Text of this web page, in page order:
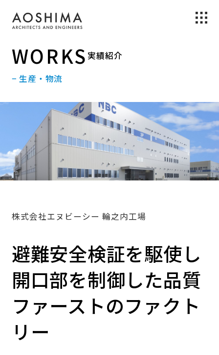
WORKS 実績紹介
− 生産・物流
株式会社エヌビーシー 輪之内工場
避難安全検証を駆使し
開口部を制御した品質
ファーストのファクト
リー